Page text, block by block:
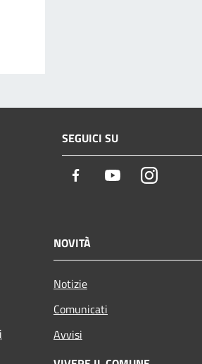
SEGUICI SU
Facebook YoutubeInstagram
NOVITÀ
Notizie
Comunicati
Avvisi